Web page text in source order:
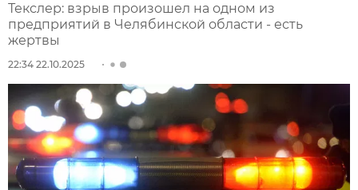
Текслер: взрыв произошел на одном из
предприятий в Челябинской области - есть
жертвы
22:34 22.10.2025